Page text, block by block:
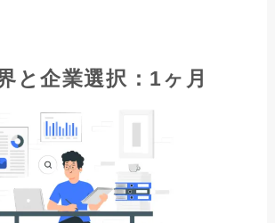
と企業選択：1ヶ月